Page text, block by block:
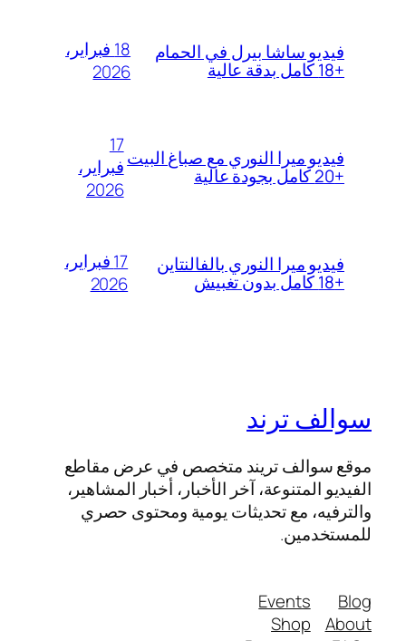
فيديو ساشا بيرل في الحمام
+18 كامل بدقة عالية
18 فبراير،
2026
فيديو ميرا النوري مع صباغ البيت
+20 كامل بجودة عالية
17
فبراير،
2026
فيديو ميرا النوري بالفالنتاين
+18 كامل بدون تغبيش
17 فبراير،
2026
سوالف ترند
موقع سوالف تريند متخصص في عرض مقاطع
الفيديو المتنوعة، آخر الأخبار، أخبار المشاهير،
والترفيه، مع تحديثات يومية ومحتوى حصري
للمستخدمين.
Blog
About
Events
Shop